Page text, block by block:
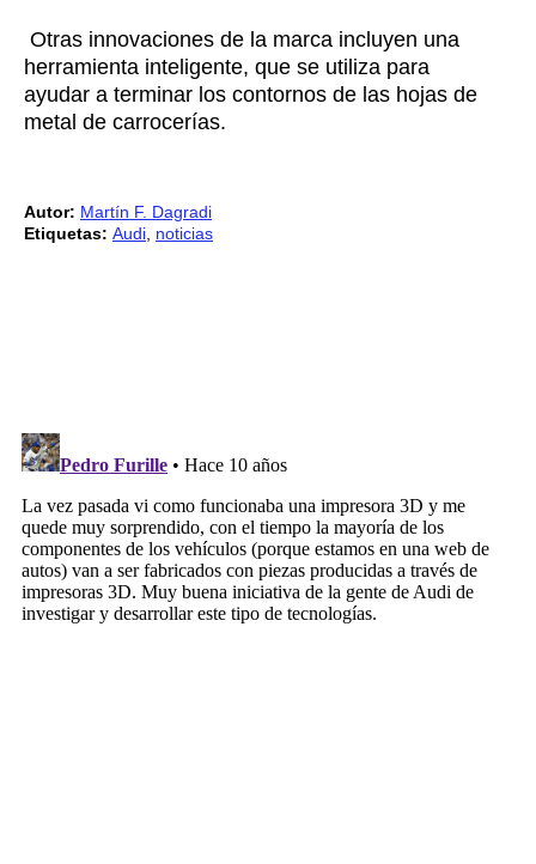
Otras innovaciones de la marca incluyen una
herramienta inteligente, que se utiliza para
ayudar a terminar los contornos de las hojas de
metal de carrocerías.
Autor: Martín F. Dagradi
Etiquetas: Audi, noticias